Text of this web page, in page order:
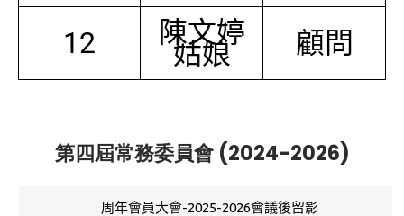
12 陳文婷
姑娘 顧問
第四屆常務委員會 (2024-2026)
周年會員大會-2025-2026會議後留影